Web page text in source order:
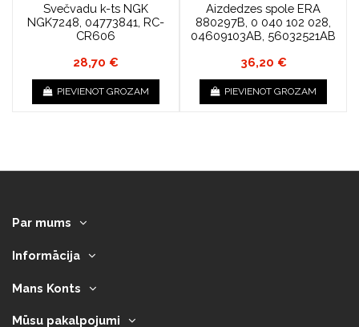
Svečvadu k-ts NGK
NGK7248, 04773841, RC-
CR606
28,70 €
PIEVIENOT GROZAM
Aizdedzes spole ERA
880297B, 0 040 102 028,
04609103AB, 56032521AB
36,20 €
PIEVIENOT GROZAM
Par mums
Informācija
Mans Konts
Mūsu pakalpojumi